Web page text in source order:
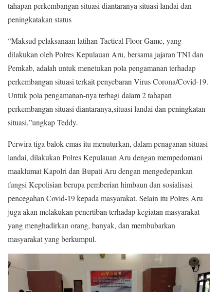
tahapan perkembangan situasi diantaranya situasi landai dan
peningkatakan status
“Maksud pelaksanaan latihan Tactical Floor Game, yang
dilakukan oleh Polres Kepulauan Aru, bersama jajaran TNI dan
Pemkab, adalah untuk menetukan pola pengamanan terhadap
perkembangan situasi terkait penyebaran Virus Corona/Covid-19.
Untuk pola pengamanan-nya terbagi dalam 2 tahapan
perkembangan situasi diantaranya,situasi landai dan peningkatan
situasi,”ungkap Teddy.
Perwira tiga balok emas itu menuturkan, dalam penaganan situasi
landai, dilakukan Polres Kepulauan Aru dengan mempedomani
maaklumat Kapolri dan Bupati Aru dengan mengedepankan
fungsi Kepolisian berupa pemberian himbaun dan sosialisasi
pencegahan Covid-19 kepada masyarakat. Selain itu Polres Aru
juga akan melakukan penertiban terhadap kegiatan masyarakat
yang menghadirkan orang, banyak, dan membubarkan
masyarakat yang berkumpul.